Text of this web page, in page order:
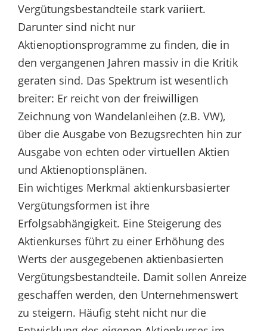
Vergütungsbestandteile stark variiert.
Darunter sind nicht nur
Aktienoptionsprogramme zu finden, die in
den vergangenen Jahren massiv in die Kritik
geraten sind. Das Spektrum ist wesentlich
breiter: Er reicht von der freiwilligen
Zeichnung von Wandelanleihen (z.B. VW),
über die Ausgabe von Bezugsrechten hin zur
Ausgabe von echten oder virtuellen Aktien
und Aktienoptionsplänen.
Ein wichtiges Merkmal aktienkursbasierter
Vergütungsformen ist ihre
Erfolgsabhängigkeit. Eine Steigerung des
Aktienkurses führt zu einer Erhöhung des
Werts der ausgegebenen aktienbasierten
Vergütungsbestandteile. Damit sollen Anreize
geschaffen werden, den Unternehmenswert
zu steigern. Häufig steht nicht nur die